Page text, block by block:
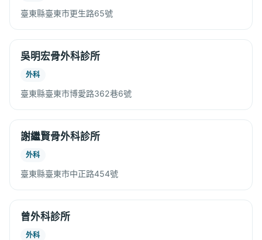
臺東縣臺東市更生路65號
吳明宏骨外科診所
外科
臺東縣臺東市博愛路362巷6號
謝繼賢骨外科診所
外科
臺東縣臺東市中正路454號
曾外科診所
外科